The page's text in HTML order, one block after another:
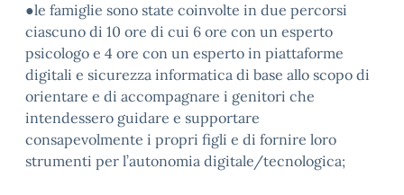
●le famiglie sono state coinvolte in due percorsi
ciascuno di 10 ore di cui 6 ore con un esperto
psicologo e 4 ore con un esperto in piattaforme
digitali e sicurezza informatica di base allo scopo di
orientare e di accompagnare i genitori che
intendessero guidare e supportare
consapevolmente i propri figli e di fornire loro
strumenti per l’autonomia digitale/tecnologica;